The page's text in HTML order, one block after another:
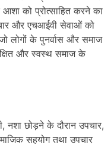
को प्रोत्साहित करने का
और एचआईवी सेवाओं को
लोगों के पुनर्वास और समाज
और स्वस्थ समाज के
नशा छोड़ने के दौरान उपचार,
सहयोग तथा उपचार